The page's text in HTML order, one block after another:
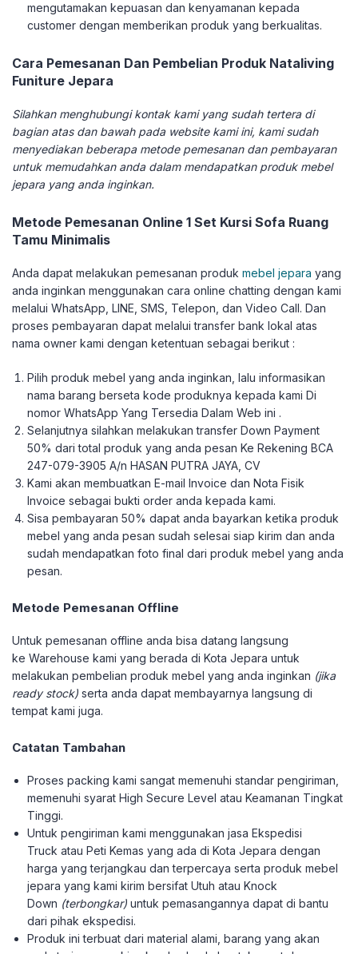
mengutamakan kepuasan dan kenyamanan kepada
customer dengan memberikan produk yang berkualitas.
Cara Pemesanan Dan Pembelian Produk Nataliving
Funiture Jepara
Silahkan menghubungi kontak kami yang sudah tertera di
bagian atas dan bawah pada website kami ini, kami sudah
menyediakan beberapa metode pemesanan dan pembayaran
untuk memudahkan anda dalam mendapatkan produk mebel
jepara yang anda inginkan.
Metode Pemesanan Online 1 Set Kursi Sofa Ruang
Tamu Minimalis
Anda dapat melakukan pemesanan produk mebel jepara yang
anda inginkan menggunakan cara online chatting dengan kami
melalui WhatsApp, LINE, SMS, Telepon, dan Video Call. Dan
proses pembayaran dapat melalui transfer bank lokal atas
nama owner kami dengan ketentuan sebagai berikut :
Pilih produk mebel yang anda inginkan, lalu informasikan
nama barang berseta kode produknya kepada kami Di
nomor WhatsApp Yang Tersedia Dalam Web ini .
Selanjutnya silahkan melakukan transfer Down Payment
50% dari total produk yang anda pesan Ke Rekening BCA
247-079-3905 A/n HASAN PUTRA JAYA, CV
Kami akan membuatkan E-mail Invoice dan Nota Fisik
Invoice sebagai bukti order anda kepada kami.
Sisa pembayaran 50% dapat anda bayarkan ketika produk
mebel yang anda pesan sudah selesai siap kirim dan anda
sudah mendapatkan foto final dari produk mebel yang anda
pesan.
Metode Pemesanan Offline
Untuk pemesanan offline anda bisa datang langsung
ke Warehouse kami yang berada di Kota Jepara untuk
melakukan pembelian produk mebel yang anda inginkan (jika
ready stock) serta anda dapat membayarnya langsung di
tempat kami juga.
Catatan Tambahan
Proses packing kami sangat memenuhi standar pengiriman,
memenuhi syarat High Secure Level atau Keamanan Tingkat
Tinggi.
Untuk pengiriman kami menggunakan jasa Ekspedisi
Truck atau Peti Kemas yang ada di Kota Jepara dengan
harga yang terjangkau dan terpercaya serta produk mebel
jepara yang kami kirim bersifat Utuh atau Knock
Down (terbongkar) untuk pemasangannya dapat di bantu
dari pihak ekspedisi.
Produk ini terbuat dari material alami, barang yang akan